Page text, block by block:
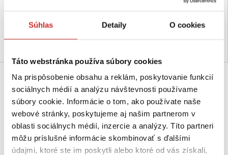
Súhlas Detaily O cookies
Táto webstránka používa súbory cookies
Na prispôsobenie obsahu a reklám, poskytovanie funkcií
sociálnych médií a analýzu návštevnosti používame
súbory cookie. Informácie o tom, ako používate naše
webové stránky, poskytujeme aj našim partnerom v
oblasti sociálnych médií, inzercie a analýzy. Títo partneri
môžu príslušné informácie skombinovať s ďalšími
údajmi, ktoré ste im poskytli alebo ktoré od vás získali,
Skladom 2 bal